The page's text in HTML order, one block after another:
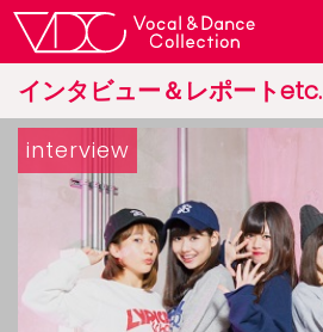
インタビュー＆レポートetc.
interview